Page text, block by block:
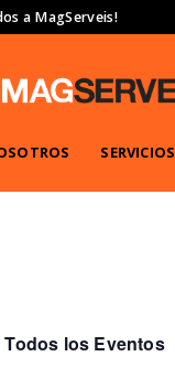
a MagServeis!
SERVICIOS
Todos los Eventos